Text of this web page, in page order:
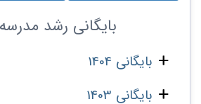
بایگانی رشد مدرسه‌
بایگانی 1404
بایگانی 1403